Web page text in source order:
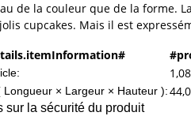
de la couleur que de la forme.
cupcakes. Mais il est
1,08
Longueur × Largeur × Hauteur ):
sur la sécurité du produit